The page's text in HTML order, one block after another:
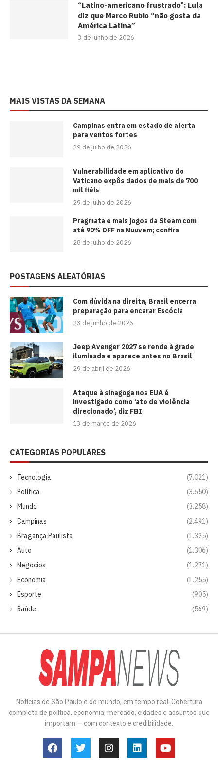
“Latino-americano frustrado”: Lula
diz que Marco Rubio “não gosta da
América Latina”
3 de junho de 2026
MAIS VISTAS DA SEMANA
Campinas entra em estado de alerta
para ventos fortes
29 de julho de 2026
Vulnerabilidade em aplicativo do
Vaticano expôs dados de mais de 700
mil fiéis
29 de julho de 2026
Pragmata e mais jogos da Steam com
até 90% OFF na Nuuvem; confira
28 de julho de 2026
POSTAGENS ALEATÓRIAS
Com dúvida na direita, Brasil encerra
preparação para encarar Escócia
23 de junho de 2026
Jeep Avenger 2027 se rende à grade
iluminada e aparece antes no Brasil
29 de abril de 2026
Ataque à sinagoga nos EUA é
investigado como ‘ato de violência
direcionado’, diz FBI
13 de março de 2026
CATEGORIAS POPULARES
Tecnologia
(7.021)
Política
(3.650)
Mundo
(3.258)
Campinas
(2.491)
Bragança Paulista
(1.325)
Auto
(1.306)
Negócios
(1.271)
Economia
(1.255)
Esporte
(905)
Saúde
(569)
Notícias de São Paulo e do mundo, em tempo real. Cobertura
completa de política, economia, mercado, cidades e assuntos que
importam — com contexto e credibilidade.